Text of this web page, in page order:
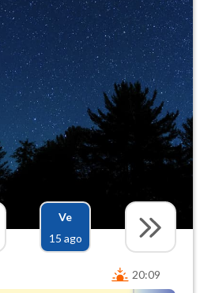
Ve
15 ago
20:09